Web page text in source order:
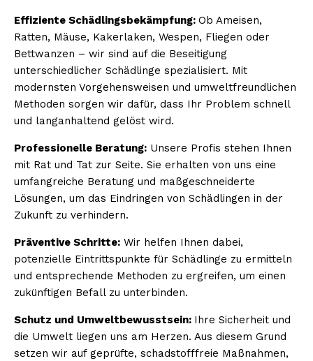
Effiziente Schädlingsbekämpfung: Ob Ameisen,
Ratten, Mäuse, Kakerlaken, Wespen, Fliegen oder
Bettwanzen – wir sind auf die Beseitigung
unterschiedlicher Schädlinge spezialisiert. Mit
modernsten Vorgehensweisen und umweltfreundlichen
Methoden sorgen wir dafür, dass Ihr Problem schnell
und langanhaltend gelöst wird.
Professionelle Beratung: Unsere Profis stehen Ihnen
mit Rat und Tat zur Seite. Sie erhalten von uns eine
umfangreiche Beratung und maßgeschneiderte
Lösungen, um das Eindringen von Schädlingen in der
Zukunft zu verhindern.
Präventive Schritte: Wir helfen Ihnen dabei,
potenzielle Eintrittspunkte für Schädlinge zu ermitteln
und entsprechende Methoden zu ergreifen, um einen
zukünftigen Befall zu unterbinden.
Schutz und Umweltbewusstsein: Ihre Sicherheit und
die Umwelt liegen uns am Herzen. Aus diesem Grund
setzen wir auf geprüfte, schadstofffreie Maßnahmen,